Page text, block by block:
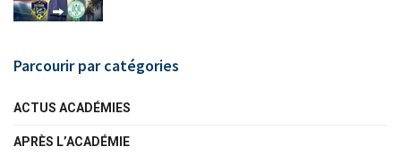
Parcourir par catégories
ACTUS ACADÉMIES
APRÈS L’ACADÉMIE